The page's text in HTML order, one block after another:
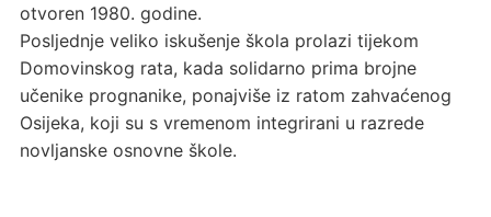
otvoren 1980. godine.
Posljednje veliko iskušenje škola prolazi tijekom
Domovinskog rata, kada solidarno prima brojne
učenike prognanike, ponajviše iz ratom zahvaćenog
Osijeka, koji su s vremenom integrirani u razrede
novljanske osnovne škole.